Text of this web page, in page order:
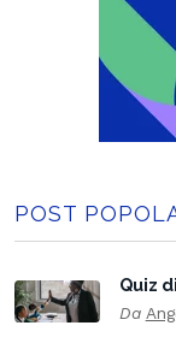
POST
Quiz
Da